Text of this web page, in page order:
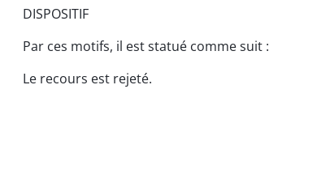
DISPOSITIF
Par ces motifs, il est statué comme suit :
Le recours est rejeté.